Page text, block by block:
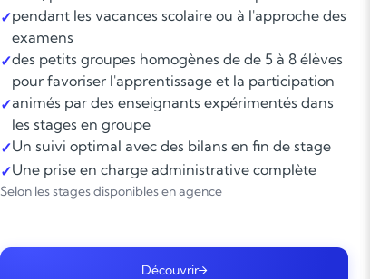
✓pendant les vacances scolaire ou à l'approche des
examens
✓des petits groupes homogènes de de 5 à 8 élèves
pour favoriser l'apprentissage et la participation
✓animés par des enseignants expérimentés dans
les stages en groupe
✓Un suivi optimal avec des bilans en fin de stage
✓Une prise en charge administrative complète
Selon les stages disponibles en agence
Découvrir